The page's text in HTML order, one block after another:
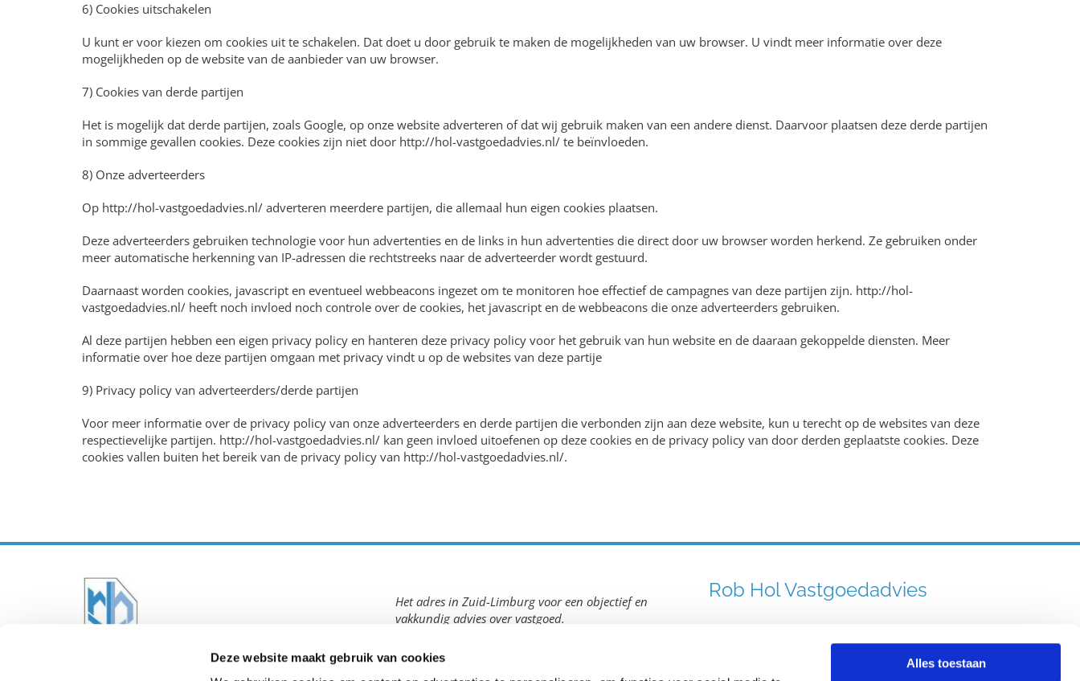
Deze website maakt gebruik van cookies
Alles toestaan
6) Cookies uitschakelen
U kunt er voor kiezen om cookies uit te schakelen. Dat doet u door gebruik te maken de mogelijkheden van uw browser. U vindt meer informatie over deze
mogelijkheden op de website van de aanbieder van uw browser.
7) Cookies van derde partijen
Het is mogelijk dat derde partijen, zoals Google, op onze website adverteren of dat wij gebruik maken van een andere dienst. Daarvoor plaatsen deze derde partijen
in sommige gevallen cookies. Deze cookies zijn niet door http://hol-vastgoedadvies.nl/ te beïnvloeden.
8) Onze adverteerders
Op http://hol-vastgoedadvies.nl/ adverteren meerdere partijen, die allemaal hun eigen cookies plaatsen.
Deze adverteerders gebruiken technologie voor hun advertenties en de links in hun advertenties die direct door uw browser worden herkend. Ze gebruiken onder
meer automatische herkenning van IP-adressen die rechtstreeks naar de adverteerder wordt gestuurd.
Daarnaast worden cookies, javascript en eventueel webbeacons ingezet om te monitoren hoe effectief de campagnes van deze partijen zijn. http://hol-
vastgoedadvies.nl/ heeft noch invloed noch controle over de cookies, het javascript en de webbeacons die onze adverteerders gebruiken.
Al deze partijen hebben een eigen privacy policy en hanteren deze privacy policy voor het gebruik van hun website en de daaraan gekoppelde diensten. Meer
informatie over hoe deze partijen omgaan met privacy vindt u op de websites van deze partije
9) Privacy policy van adverteerders/derde partijen
Voor meer informatie over de privacy policy van onze adverteerders en derde partijen die verbonden zijn aan deze website, kun u terecht op de websites van deze
respectievelijke partijen. http://hol-vastgoedadvies.nl/ kan geen invloed uitoefenen op deze cookies en de privacy policy van door derden geplaatste cookies. Deze
cookies vallen buiten het bereik van de privacy policy van http://hol-vastgoedadvies.nl/.
Het adres in Zuid-Limburg voor een objectief en
vakkundig advies over vastgoed.
Rob Hol Vastgoedadvies